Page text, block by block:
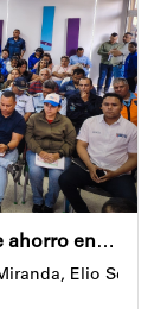
Gobierno de Miranda activa plan de ahorro energético en la entidad
Elio